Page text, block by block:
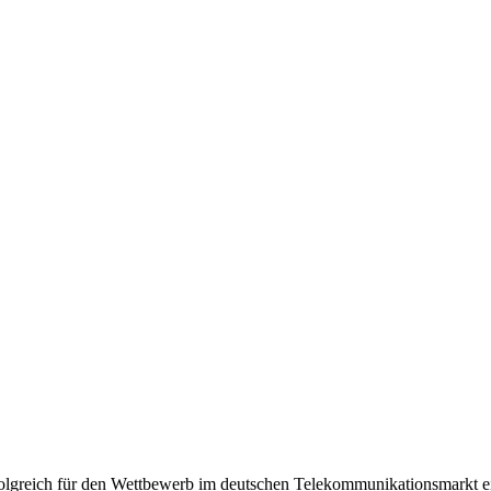
für den Wettbewerb im deutschen Telekommunikationsmarkt